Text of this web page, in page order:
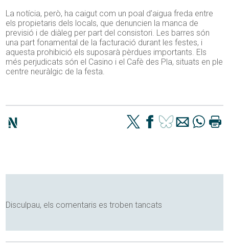
La notícia, però, ha caigut com un poal d’aigua freda entre
els propietaris dels locals, que denuncien la manca de
previsió i de diàleg per part del consistori. Les barres són
una part fonamental de la facturació durant les festes, i
aquesta prohibició els suposarà pèrdues importants. Els
més perjudicats són el Casino i el Cafè des Pla, situats en ple
centre neuràlgic de la festa.
Disculpau, els comentaris es troben tancats